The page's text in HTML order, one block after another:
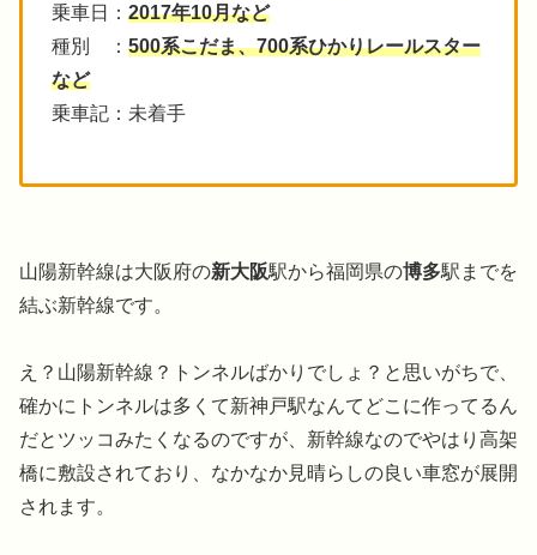
乗車日： 2017年10月など
種別 ： 500系こだま、700系ひかりレールスター
など
乗車記：未着手
山陽新幹線は大阪府の新大阪駅から福岡県の博多駅までを
結ぶ新幹線です。
え？山陽新幹線？トンネルばかりでしょ？と思いがちで、
確かにトンネルは多くて新神戸駅なんてどこに作ってるん
だとツッコみたくなるのですが、新幹線なのでやはり高架
橋に敷設されており、なかなか見晴らしの良い車窓が展開
されます。